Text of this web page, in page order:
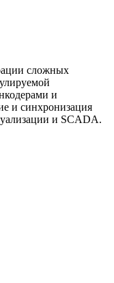
сложных
и
и синхронизация
и SCADA.